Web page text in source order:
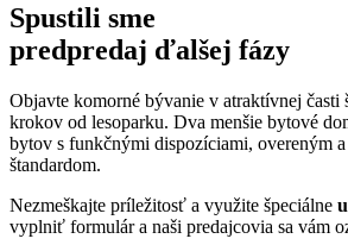
Spustili sme
predpredaj ďalšej fázy
Objavte komorné bývanie v atraktívnej časti
krokov od lesoparku. Dva menšie bytové
bytov s funkčnými dispozíciami, overeným
štandardom.
Nezmeškajte príležitosť a využite špeciálne
vyplniť formulár a naši predajcovia sa vám